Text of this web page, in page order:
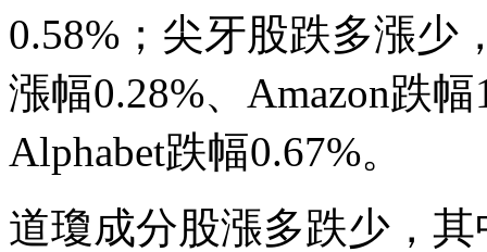
0.58%；尖牙股跌多漲少
漲幅0.28%、Amazon跌
Alphabet跌幅0.67%。
道瓊成分股漲多跌少，